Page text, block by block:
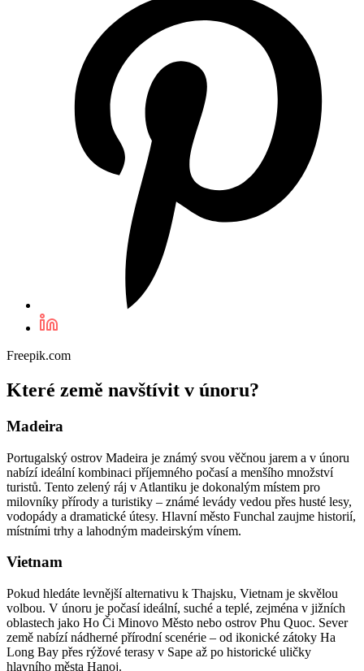
Freepik.com
Které země navštívit v únoru?
Madeira
Portugalský ostrov Madeira je známý svou věčnou jarem a v únoru
nabízí ideální kombinaci příjemného počasí a menšího množství
turistů. Tento zelený ráj v Atlantiku je dokonalým místem pro
milovníky přírody a turistiky – známé levády vedou přes husté lesy,
vodopády a dramatické útesy. Hlavní město Funchal zaujme historií,
místními trhy a lahodným madeirským vínem.
Vietnam
Pokud hledáte levnější alternativu k Thajsku, Vietnam je skvělou
volbou. V únoru je počasí ideální, suché a teplé, zejména v jižních
oblastech jako Ho Či Minovo Město nebo ostrov Phu Quoc. Sever
země nabízí nádherné přírodní scenérie – od ikonické zátoky Ha
Long Bay přes rýžové terasy v Sape až po historické uličky
hlavního města Hanoj.